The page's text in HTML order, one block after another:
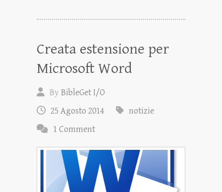
Creata estensione per
Microsoft Word
ByBibleGet I/O
25 Agosto 2014
notizie
1 Comment